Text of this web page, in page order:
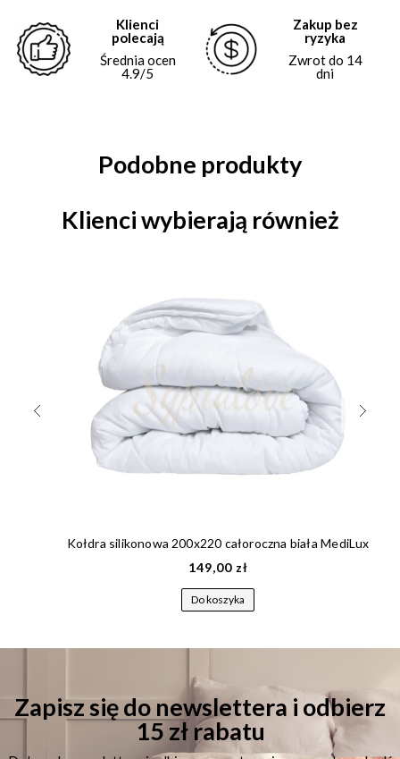
Klienci
polecają
Średnia ocen
4.9/5
Zakup bez
ryzyka
Zwrot do 14
dni
Podobne produkty
Klienci wybierają również
Kołdra silikonowa 200x220 całoroczna biała MediLux
149,00 zł
Do koszyka
Zapisz się do newslettera i odbierz
15 zł rabatu